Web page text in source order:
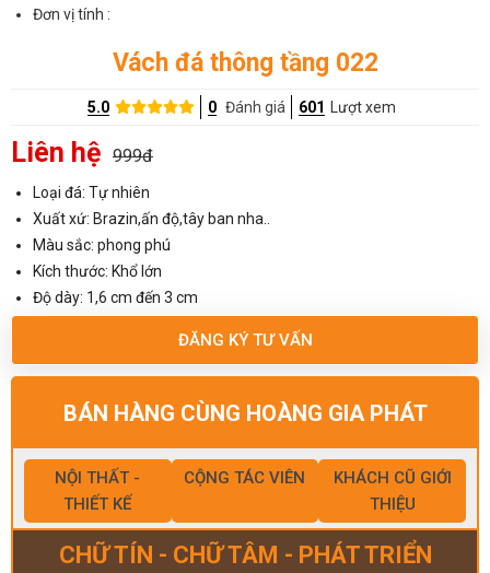
Đơn vị tính :
Vách đá thông tầng 022
5.0 0 Đánh giá 601 Lượt xem
Liên hệ 999đ
Loại đá: Tự nhiên
Xuất xứ: Brazin,ấn độ,tây ban nha..
Màu sắc: phong phú
Kích thước: Khổ lớn
Độ dày: 1,6 cm đến 3 cm
ĐĂNG KÝ TƯ VẤN
BÁN HÀNG CÙNG HOÀNG GIA PHÁT
NỘI THẤT -
THIẾT KẾ
CỘNG TÁC VIÊN
KHÁCH CŨ GIỚI
THIỆU
CHỮ TÍN - CHỮ TÂM - PHÁT TRIỂN